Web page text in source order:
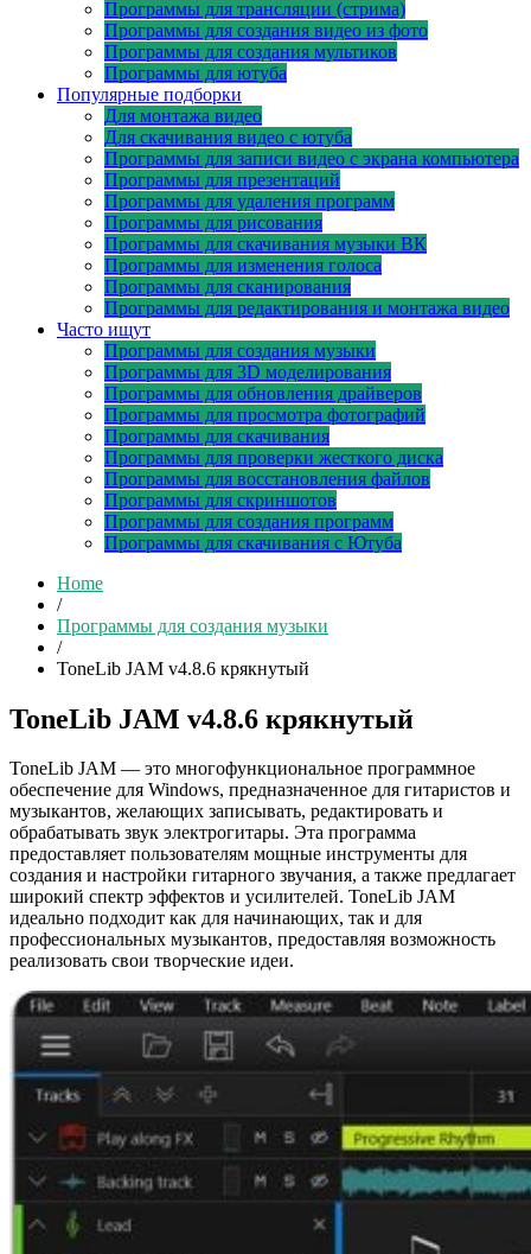
Программы для трансляции (стрима)
Программы для создания видео из фото
Программы для создания мультиков
Программы для ютуба
Популярные подборки
Для монтажа видео
Для скачивания видео с ютуба
Программы для записи видео с экрана компьютера
Программы для презентаций
Программы для удаления программ
Программы для рисования
Программы для скачивания музыки ВК
Программы для изменения голоса
Программы для сканирования
Программы для редактирования и монтажа видео
Часто ищут
Программы для создания музыки
Программы для 3D моделирования
Программы для обновления драйверов
Программы для просмотра фотографий
Программы для скачивания
Программы для проверки жесткого диска
Программы для восстановления файлов
Программы для скриншотов
Программы для создания программ
Программы для скачивания с Ютуба
Home
/
Программы для создания музыки
/
ToneLib JAM v4.8.6 крякнутый
ToneLib JAM v4.8.6 крякнутый
ToneLib JAM — это многофункциональное программное
обеспечение для Windows, предназначенное для гитаристов и
музыкантов, желающих записывать, редактировать и
обрабатывать звук электрогитары. Эта программа
предоставляет пользователям мощные инструменты для
создания и настройки гитарного звучания, а также предлагает
широкий спектр эффектов и усилителей. ToneLib JAM
идеально подходит как для начинающих, так и для
профессиональных музыкантов, предоставляя возможность
реализовать свои творческие идеи.